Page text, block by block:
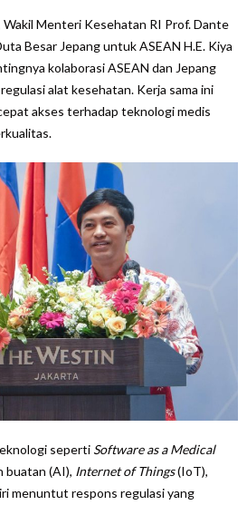
Wakil Menteri Kesehatan RI Prof. Dante
Besar Jepang untuk ASEAN H.E. Kiya
kolaborasi ASEAN dan Jepang
alat kesehatan. Kerja sama ini
akses terhadap teknologi medis
seperti Software as a Medical
buatan (AI), Internet of Things(IoT),
menuntut respons regulasi yang